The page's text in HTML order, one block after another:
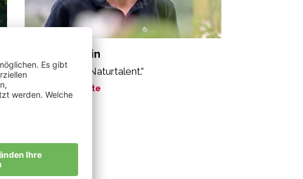
Pinzger Martin
“Die Äpfel. Ein Naturtalent.”
Meine Geschichte